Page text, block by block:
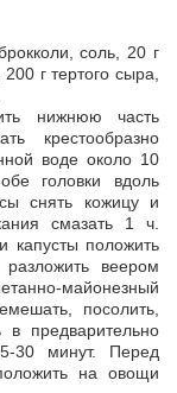
соль, 20 г
г тертого сыра,
нижнюю часть
крестообразно
воде около 10
головки вдоль
снять кожицу и
смазать 1 ч.
капусты положить
веером
майонезный
посолить,
в предварительно
30 минут. Перед
на овощи